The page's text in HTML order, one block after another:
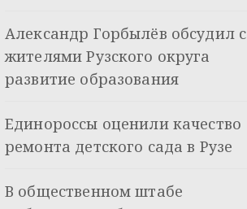
Александр Горбылёв обсудил с
жителями Рузского округа
развитие образования
Единороссы оценили качество
ремонта детского сада в Рузе
В общественном штабе